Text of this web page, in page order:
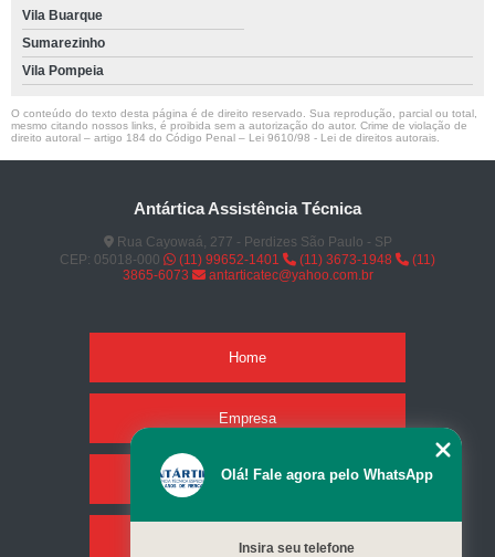
Vila Buarque
Sumarezinho
Vila Pompeia
O conteúdo do texto desta página é de direito reservado. Sua reprodução, parcial ou total,
mesmo citando nossos links, é proibida sem a autorização do autor. Crime de violação de
direito autoral – artigo 184 do Código Penal – Lei 9610/98 - Lei de direitos autorais
Antártica Assistência Técnica
Rua Cayowaá, 277 - Perdizes São Paulo - SP
CEP: 05018-000
(11) 99652-1401 (11) 3673-1948
(11)
3865-6073
antarticatec@yahoo.com.br
Home
Empresa
Missão
Serviços
Olá! Fale agora pelo WhatsApp
Insira seu telefone